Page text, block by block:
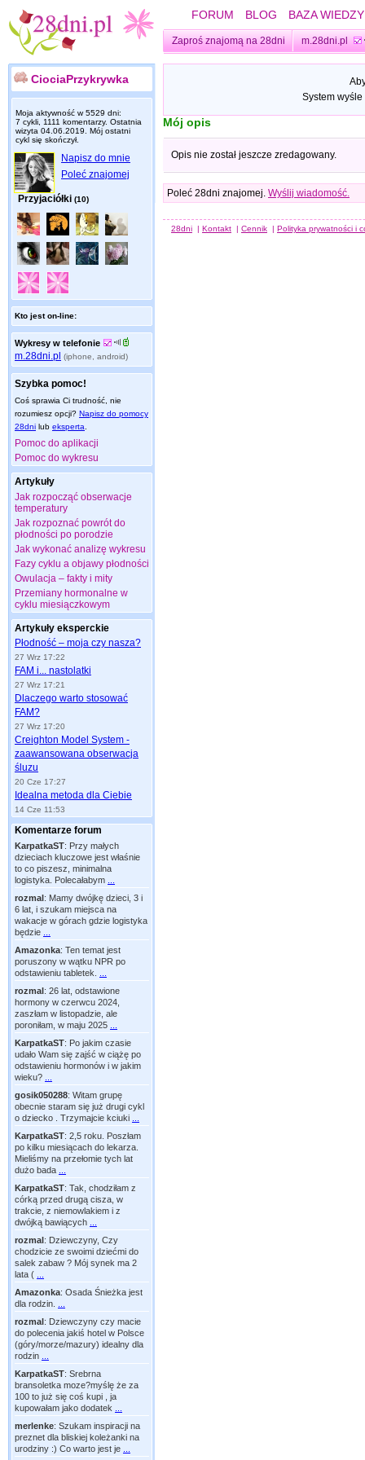
FORUM BLOG BAZA WIEDZY
Zaproś znajomą na 28dni m.28dni.pl
CiociaPrzykrywka
Moja aktywność w 5529 dni:
7 cykli, 1111 komentarzy. Ostatnia
wizyta 04.06.2019 . Mój ostatni
cykl się skończył.
Napisz do mnie
Poleć znajomej
Przyjaciółki (10)
Kto jest on-line:
Wykresy w telefonie
m.28dni.pl (iphone, android)
Szybka pomoc!
Coś sprawia Ci trudność, nie
rozumiesz opcji? Napisz do pomocy
28dni lub eksperta
Pomoc do aplikacji
Pomoc do wykresu
Artykuły
Jak rozpocząć obserwacje
temperatury
Jak rozpoznać powrót do
płodności po porodzie
Jak wykonać analizę wykresu
Fazy cyklu a objawy płodności
Owulacja – fakty i mity
Przemiany hormonalne w
cyklu miesiączkowym
Artykuły eksperckie
Płodność – moja czy nasza?
27 Wrz 17:22
FAM i... nastolatki
27 Wrz 17:21
Dlaczego warto stosować
FAM?
27 Wrz 17:20
Creighton Model System -
zaawansowana obserwacja
śluzu
20 Cze 17:27
Idealna metoda dla Ciebie
14 Cze 11:53
Komentarze forum
KarpatkaST: Przy małych
dzieciach kluczowe jest właśnie
to co piszesz, minimalna
logistyka. Polecałabym
rozmal: Mamy dwójkę dzieci, 3 i
6 lat, i szukam miejsca na
wakacje w górach gdzie logistyka
będzie
Amazonka: Ten temat jest
poruszony w wątku NPR po
odstawieniu tabletek.
rozmal: 26 lat, odstawione
hormony w czerwcu 2024,
zaszłam w listopadzie, ale
poroniłam, w maju 2025
KarpatkaST: Po jakim czasie
udało Wam się zajść w ciążę po
odstawieniu hormonów i w jakim
wieku?
gosik050288: Witam grupę
obecnie staram się już drugi cykl
o dziecko . Trzymajcie kciuki
KarpatkaST: 2,5 roku. Poszłam
po kilku miesiącach do lekarza.
Mieliśmy na przełomie tych lat
dużo bada
KarpatkaST: Tak, chodziłam z
córką przed drugą cisza, w
trakcie, z niemowlakiem i z
dwójką bawiących
rozmal: Dziewczyny, Czy
chodzicie ze swoimi dziećmi do
salek zabaw ? Mój synek ma 2
lata (
Amazonka: Osada Śnieżka jest
dla rodzin.
rozmal: Dziewczyny czy macie
do polecenia jakiś hotel w Polsce
(góry/morze/mazury) idealny dla
rodzin
KarpatkaST: Srebrna
bransoletka moze?myślę że za
100 to już się coś kupi , ja
kupowałam jako dodatek
merlenke: Szukam inspiracji na
preznet dla bliskiej koleżanki na
urodziny :) Co warto jest je
System
Mój opis
Opis nie został jeszcze zredagowany.
Poleć 28dni znajomej. Wyślij wiadomość.
28dni | Kontakt | Cennik | Polityka prywatności i